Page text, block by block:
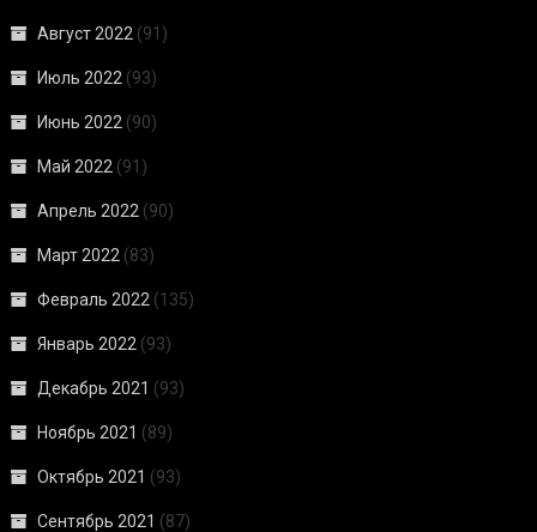
Август 2022 (91)
Июль 2022 (93)
Июнь 2022 (90)
Май 2022 (91)
Апрель 2022 (90)
Март 2022 (83)
Февраль 2022 (135)
Январь 2022 (93)
Декабрь 2021 (93)
Ноябрь 2021 (89)
Октябрь 2021 (93)
Сентябрь 2021 (87)